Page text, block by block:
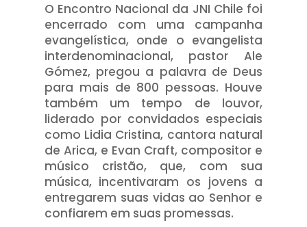
O Encontro Nacional da JNI Chile foi
encerrado com uma campanha
evangelística, onde o evangelista
interdenominacional, pastor Ale
Gómez, pregou a palavra de Deus
para mais de 800 pessoas. Houve
também um tempo de louvor,
liderado por convidados especiais
como Lidia Cristina, cantora natural
de Arica, e Evan Craft, compositor e
músico cristão, que, com sua
música, incentivaram os jovens a
entregarem suas vidas ao Senhor e
confiarem em suas promessas.